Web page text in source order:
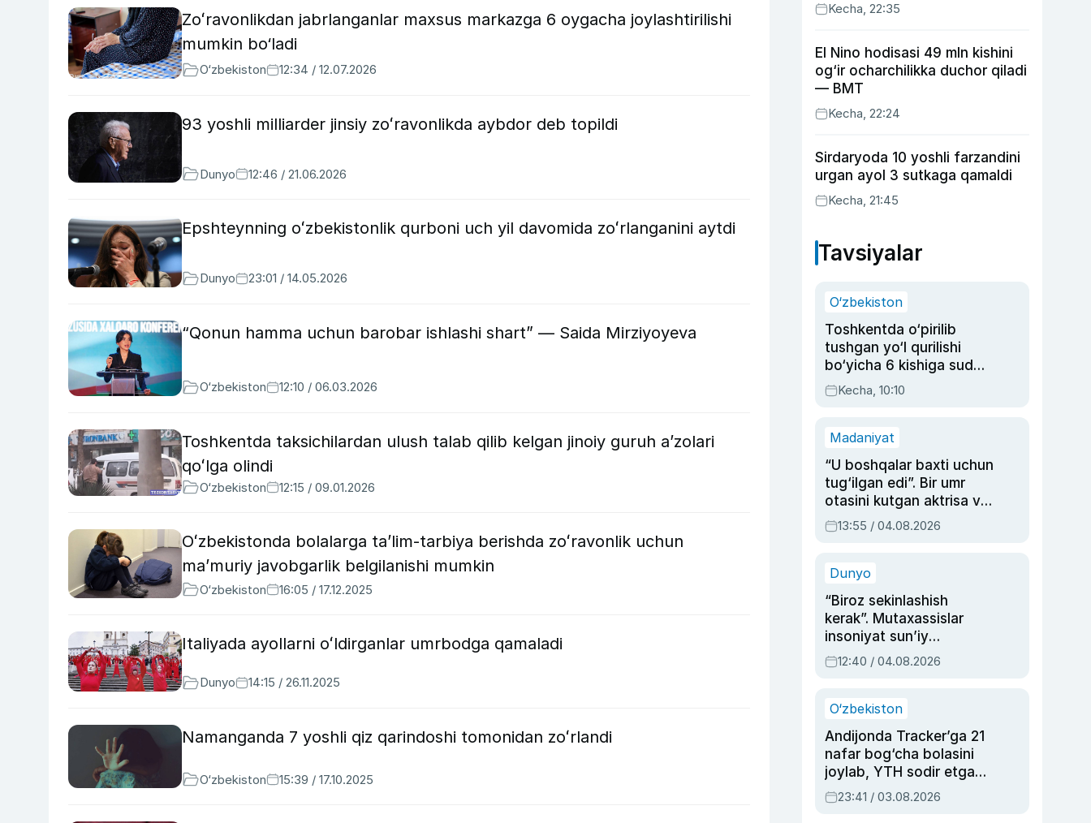
Zoʻravonlikdan jabrlanganlar maxsus markazga 6 oygacha joylashtirilishi
mumkin bo‘ladi
O‘zbekiston 12:34 / 12.07.2026
93 yoshli milliarder jinsiy zoʻravonlikda aybdor deb topildi
Dunyo 12:46 / 21.06.2026
Epshteynning oʻzbekistonlik qurboni uch yil davomida zoʻrlanganini aytdi
Dunyo 23:01 / 14.05.2026
“Qonun hamma uchun barobar ishlashi shart” — Saida Mirziyoyeva
O‘zbekiston 12:10 / 06.03.2026
Toshkentda taksichilardan ulush talab qilib kelgan jinoiy guruh aʼzolari
qoʻlga olindi
O‘zbekiston 12:15 / 09.01.2026
Oʻzbekistonda bolalarga taʼlim-tarbiya berishda zoʻravonlik uchun
maʼmuriy javobgarlik belgilanishi mumkin
O‘zbekiston 16:05 / 17.12.2025
Italiyada ayollarni oʻldirganlar umrbodga qamaladi
Dunyo 14:15 / 26.11.2025
Namanganda 7 yoshli qiz qarindoshi tomonidan zoʻrlandi
O‘zbekiston 15:39 / 17.10.2025
Kecha, 22:35
El Nino hodisasi 49 mln kishini
og‘ir ocharchilikka duchor qiladi
— BMT
Kecha, 22:24
Sirdaryoda 10 yoshli farzandini
urgan ayol 3 sutkaga qamaldi
Kecha, 21:45
Tavsiyalar
O‘zbekiston
Toshkentda o‘pirilib
tushgan yo‘l qurilishi
bo‘yicha 6 kishiga sud
hukmi o‘qildi
Kecha, 10:10
Madaniyat
“U boshqalar baxti uchun
tug‘ilgan edi”. Bir umr
otasini kutgan aktrisa va
dublyaj ustasi Rimma
Ahmedovaning
13:55 / 04.08.2026
Dunyo
“Biroz sekinlashish
kerak”. Mutaxassislar
insoniyat sun’iy
intellektni boshqara
olmay qolishidan xavotir
12:40 / 04.08.2026
O‘zbekiston
Andijonda Tracker’ga 21
nafar bog‘cha bolasini
joylab, YTH sodir etgan
ayolga sud hukmi o‘qildi
23:41 / 03.08.2026